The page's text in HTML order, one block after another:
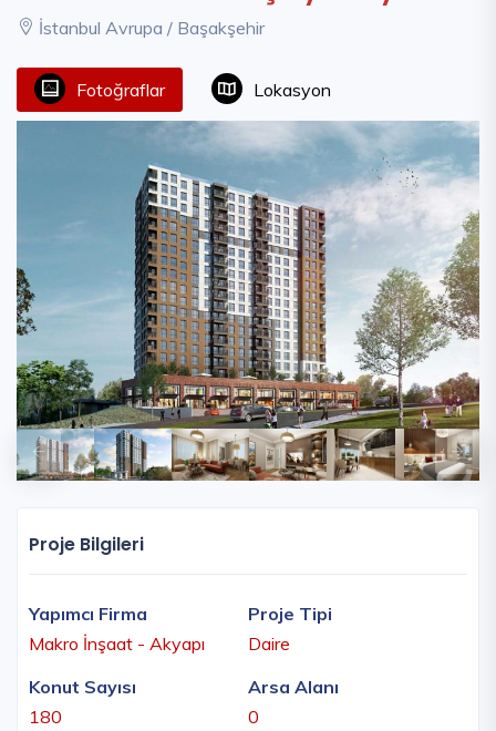
İstanbul Avrupa / Başakşehir
Fotoğraflar Lokasyon
Proje Bilgileri
Yapımcı Firma
Makro İnşaat - Akyapı
Proje Tipi
Daire
Konut Sayısı
180
Arsa Alanı
0